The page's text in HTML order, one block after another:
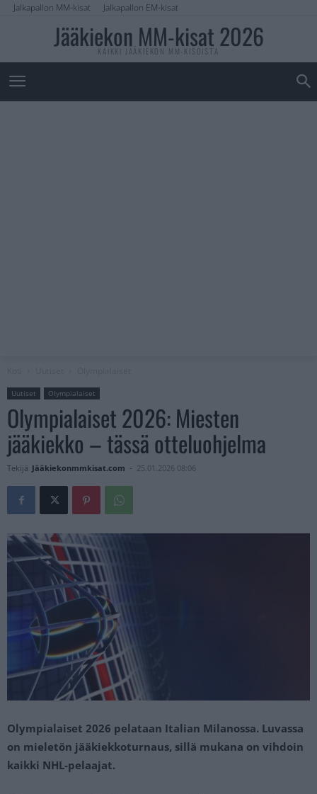
Jalkapallon MM-kisat Jalkapallon EM-kisat
Jääkiekon MM-kisat 2026
KAIKKI JÄÄKIEKON MM-KISOISTA
Uutiset Olympialaiset
Olympialaiset 2026: Miesten
jääkiekko – tässä otteluohjelma
Tekijä Jääkiekonmmkisat.com - 25.01.2026 08:06
Olympialaiset 2026 pelataan Italian Milanossa. Luvassa
on mieletön jääkiekkoturnaus, sillä mukana on vihdoin
kaikki NHL-pelaajat.